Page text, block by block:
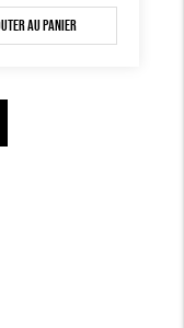
au panier